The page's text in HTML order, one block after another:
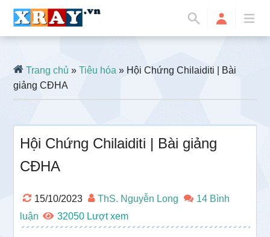
Trang chủ »Tiêu hóa » Hội Chứng Chilaiditi | Bài
giảng CĐHA
Hội Chứng Chilaiditi | Bài giảng
CĐHA
15/10/2023 ThS. Nguyễn Long
14 Bình
luận
32050